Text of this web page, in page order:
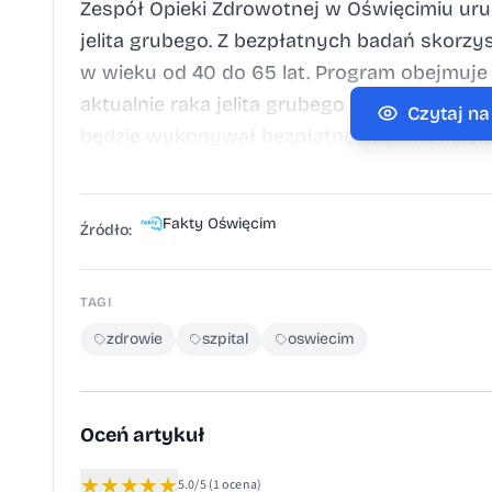
Zespół Opieki Zdrowotnej w Oświęcimiu
jelita grubego. Z bezpłatnych badań
w wieku od 40 do 65 lat. Program
aktualnie raka jelita grubego i nie
będzie wykonywał bezpłatne badania
badanie będzie ankieta, którą pacjent
Endoskopowej. Ankietę muszą podpisać
rozpocznie się 12 czerwca. Pacjenci mogą
poniedziałku do piątku, w godz. 8.00 do
w Pracowni Diagnostyki Endoskopowej
finansuje Powiat Oświęcimski.
Czytaj
Źródło: Fakty Oświęcim
TAGI
zdrowie szpital oswiecim
Oceń artykuł
★★★★★5.0/5(1 ocena)